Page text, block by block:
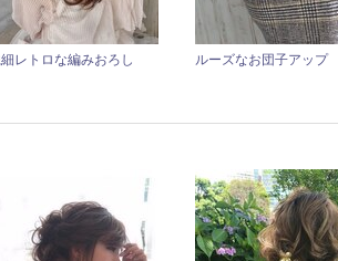
レトロな編みおろし ルーズなお団子アップ